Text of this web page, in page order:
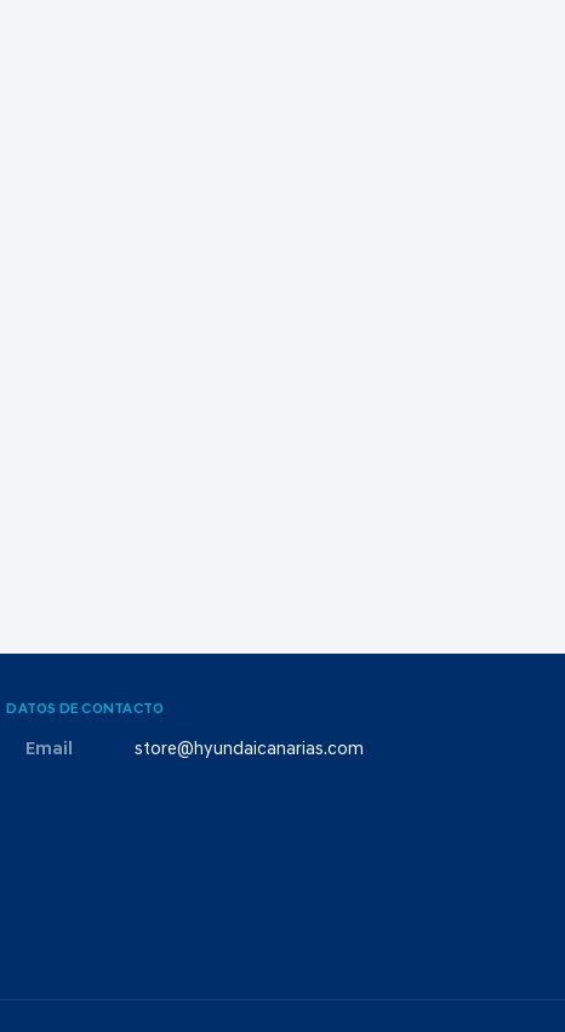
DATOS DE CONTACTO
Email store@hyundaicanarias.com